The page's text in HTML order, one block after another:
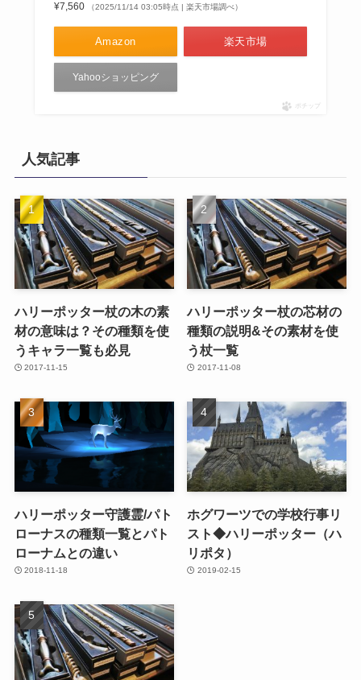
¥7,560
（2025/11/14 03:05時点 | 楽天市場調べ）
Amazon 楽天市場
Yahooショッピング
ポチップ
人気記事
ハリーポッター杖の木の素
材の意味は？その種類を使
うキャラ一覧も必見
2017-11-15
ハリーポッター杖の芯材の
種類の説明&その素材を使
う杖一覧
2017-11-08
ハリーポッター守護霊/パト
ローナスの種類一覧とパト
ローナムとの違い
2018-11-18
ホグワーツでの学校行事リ
スト◆ハリーポッター（ハ
リポタ）
2019-02-15